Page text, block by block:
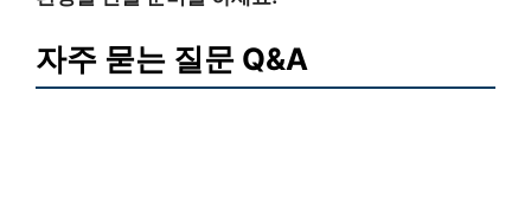
자주 묻는 질문 Q&A